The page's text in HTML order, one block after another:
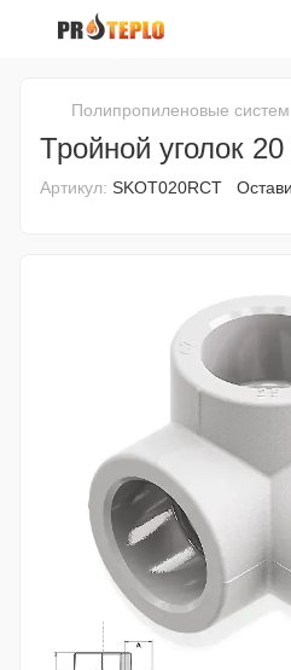
Полипропиленовые
Тройной уголок
Артикул: SKOT020RCT